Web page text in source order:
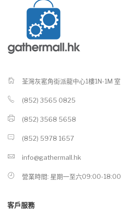
荃灣灰窰角街派龍中心1樓1N-1M 室
(852) 3565 0825
(852) 3568 5658
(852) 5978 1657
info@gathermall.hk
營業時間: 星期一至六09:00-18:00
客戶服務